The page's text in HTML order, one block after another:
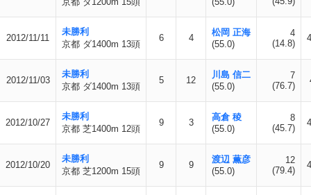
2012/11/11
未勝利
京都 ダ1400m 13頭
6 4
松岡 正海
(55.0)
4
(14.8)
2012/11/03
未勝利
京都 ダ1400m 13頭
5 12
川島 信二
(55.0)
7
(76.7)
2012/10/27
未勝利
京都 芝1400m 12頭
9 3
高倉 稜
(55.0)
8
(45.7)
2012/10/20
未勝利
京都 芝1200m 15頭
9 9
渡辺 薫彦
(55.0)
12
(79.4)